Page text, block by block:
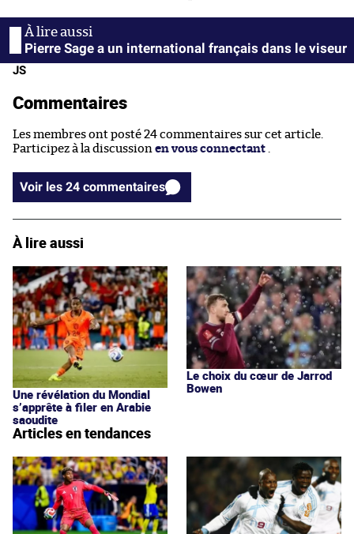
Pierre Sage a un international français dans le viseur
JS
Commentaires
Les membres ont posté 24 commentaires sur cet article.
Participez à la discussion en vous connectant
Voir les 24 commentaires
À lire aussi
Une révélation du Mondial
s’apprête à filer en Arabie
saoudite
Le choix du cœur de Jarrod
Bowen
Articles en tendances